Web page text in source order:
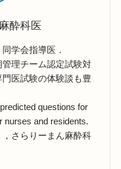
酔科医
学会指導医．
理チーム認定試験対
医試験の体験談も豊
questions for
nurses and residents.
さらりーまん麻酔科